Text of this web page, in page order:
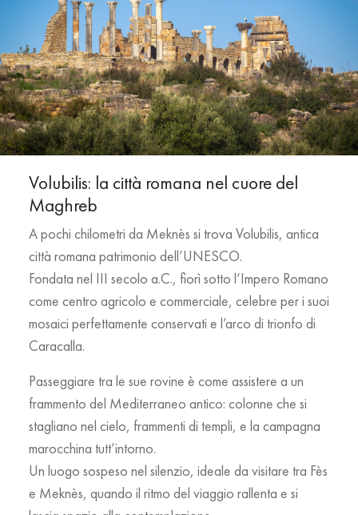
Volubilis: la città romana nel cuore del
Maghreb
A pochi chilometri da Meknès si trova Volubilis, antica
città romana patrimonio dell’UNESCO.
Fondata nel III secolo a.C., fiorì sotto l’Impero Romano
come centro agricolo e commerciale, celebre per i suoi
mosaici perfettamente conservati e l’arco di trionfo di
Caracalla.
Passeggiare tra le sue rovine è come assistere a un
frammento del Mediterraneo antico: colonne che si
stagliano nel cielo, frammenti di templi, e la campagna
marocchina tutt’intorno.
Un luogo sospeso nel silenzio, ideale da visitare tra Fès
e Meknès, quando il ritmo del viaggio rallenta e si